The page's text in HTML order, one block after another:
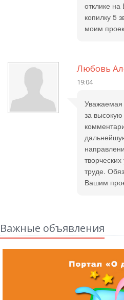
отклике
копилку 5
моим
Любовь
19:04
за
труде.
Вашим
Важные объявления